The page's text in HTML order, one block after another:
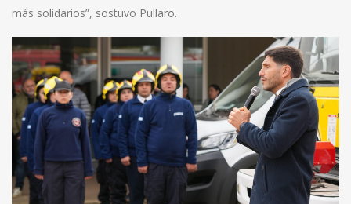
más solidarios”, sostuvo Pullaro.